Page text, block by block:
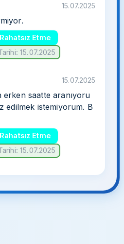
15.07.2025
Etme
15.07.2025
15.07.2025
erken saatte aranıyoru
edilmek istemiyorum. B
Etme
15.07.2025